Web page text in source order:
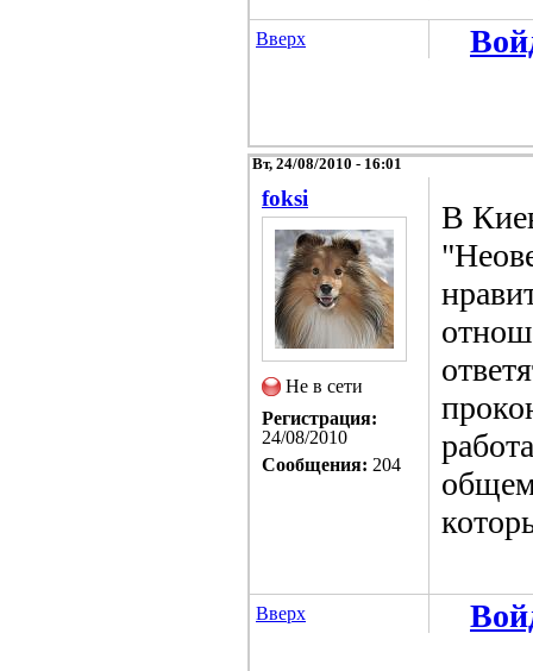
Вверх
Вт, 24/08/2010 - 16:01
foksi
Не в сети
Регистрация:
24/08/2010
Сообщения: 204
В
Вверх